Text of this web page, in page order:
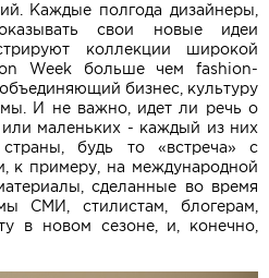
Каждые полгода дизайнеры,
свои новые идеи
коллекции широкой
Week больше чем fashion-
бизнес, культуру
И не важно, идет ли речь о
маленьких - каждый из них
будь то «встреча» с
к примеру, на международной
сделанные во время
СМИ, стилистам, блогерам,
в новом сезоне, и, конечно,